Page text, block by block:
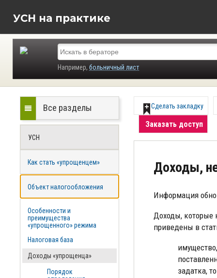
УСН на практике
Например, больничный лист
Сделать закладку
Заказать доступ
Доходы,
Информация
Доходы, которые
приведены в
задатка,
Все разделы
УСН
Как стать «упрощенцем»
Объект налогообложения
Особенности и
преимущества
«упрощенного» режима
Налоговая база
Доходы «упрощенца»
Порядок